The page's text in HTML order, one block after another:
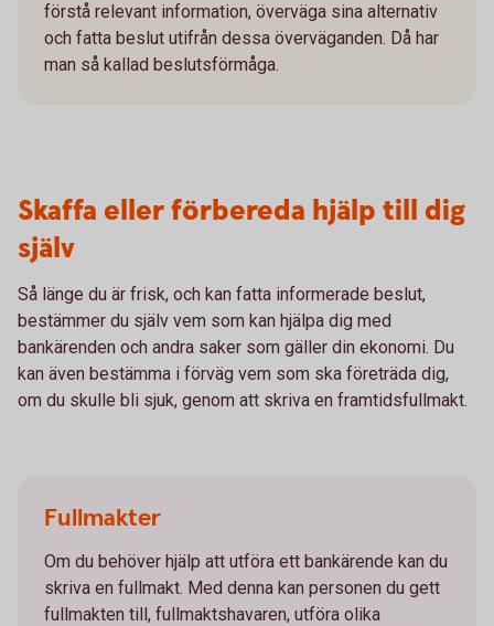
förstå relevant information, överväga sina alternativ
och fatta beslut utifrån dessa överväganden. Då har
man så kallad beslutsförmåga.
Skaffa eller förbereda hjälp till dig
själv
Så länge du är frisk, och kan fatta informerade beslut,
bestämmer du själv vem som kan hjälpa dig med
bankärenden och andra saker som gäller din ekonomi. Du
kan även bestämma i förväg vem som ska företräda dig,
om du skulle bli sjuk, genom att skriva en framtidsfullmakt.
Fullmakter
Om du behöver hjälp att utföra ett bankärende kan du
skriva en fullmakt. Med denna kan personen du gett
fullmakten till, fullmaktshavaren, utföra olika